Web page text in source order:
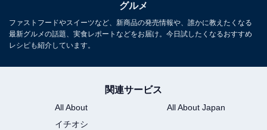
グルメ
ファストフードやスイーツなど、新商品の発売情報や、誰かに教えたくなる
最新グルメの話題、実食レポートなどをお届け。今日試したくなるおすすめ
レシピも紹介しています。
関連サービス
All About
All About Japan
イチオシ